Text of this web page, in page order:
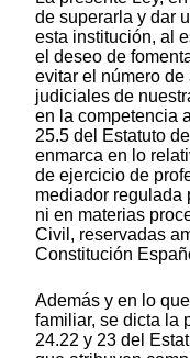
de superarla y dar
esta institución, al
el deseo de
evitar el número
judiciales de
en la competencia
25.5 del Estatuto
enmarca en lo
de ejercicio de
mediador regulada
ni en materias
Civil, reservadas
Constitución
Además y en lo
familiar, se dicta la
24.22 y 23 del